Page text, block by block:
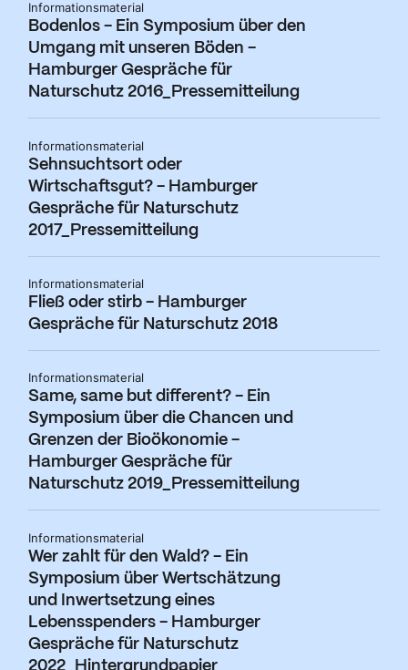
Informationsmaterial
Bodenlos - Ein Symposium über den
Umgang mit unseren Böden -
Hamburger Gespräche für
Naturschutz 2016_Pressemitteilung
Informationsmaterial
Sehnsuchtsort oder
Wirtschaftsgut? - Hamburger
Gespräche für Naturschutz
2017_Pressemitteilung
Informationsmaterial
Fließ oder stirb - Hamburger
Gespräche für Naturschutz 2018
Informationsmaterial
Same, same but different? - Ein
Symposium über die Chancen und
Grenzen der Bioökonomie -
Hamburger Gespräche für
Naturschutz 2019_Pressemitteilung
Informationsmaterial
Wer zahlt für den Wald? - Ein
Symposium über Wertschätzung
und Inwertsetzung eines
Lebensspenders - Hamburger
Gespräche für Naturschutz
2022_Hintergrundpapier